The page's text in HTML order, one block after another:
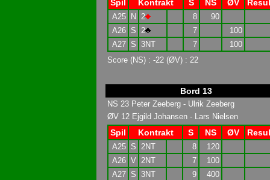
Spil Kontrakt S NS ØV
A25 N 2 8
90
A26 S 2 7
100
A27 S 3NT 7
100
Score (NS) : -22 (ØV) : 22
Bord 13
NS 23 Peter Zeeberg - Ulrik Zeeberg
ØV 12 Ejgild Johansen - Lars Nielsen
Spil Kontrakt S NS ØV
A25 S 2NT 8
120
A26 V 2NT 7
100
A27 S 3NT 9
400